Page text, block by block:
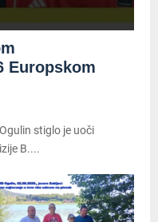
Europskom
stiglo je uoči
B....